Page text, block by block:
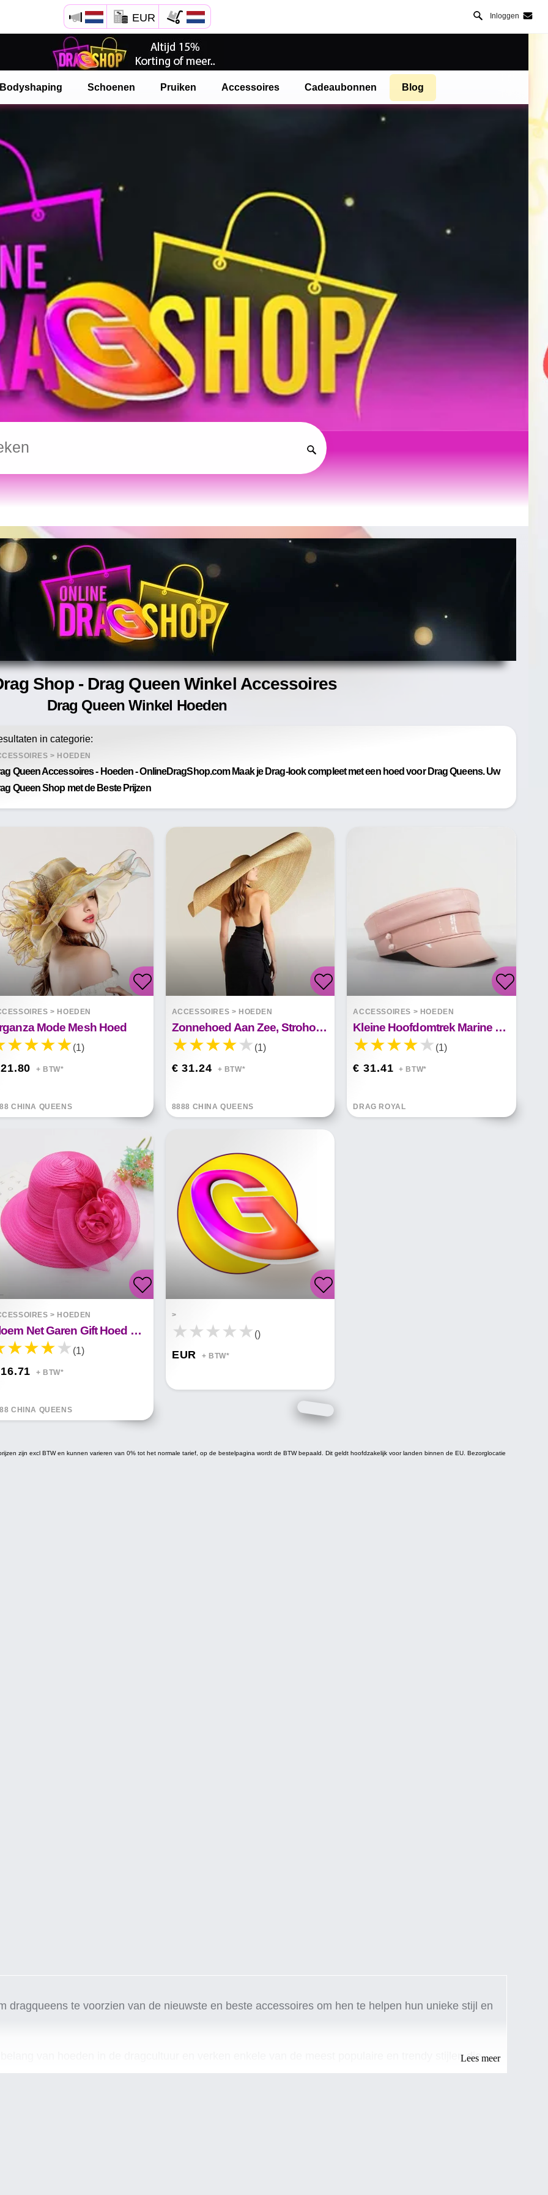
EUR Inloggen
Bodyshaping Schoenen Pruiken Accessoires Cadeaubonnen Blog
Shop - Drag Queen Winkel Accessoires
Drag Queen Winkel Hoeden
in categorie:
> HOEDEN
Queen Accessoires - Hoeden - OnlineDragShop.com Maak je Drag-look compleet met een hoed voor Drag Queens. Uw
Queen Shop met de Beste Prijzen
> HOEDEN
Mode Mesh Hoed
(1)
+ BTW*
CHINA QUEENS
ACCESSOIRES > HOEDEN
Zonnehoed Aan Zee, Strohoed Voor Reizen En Vakantie, Strohoed, Papieren Strohoed
(1)
€ 31.24 + BTW*
8888 CHINA QUEENS
ACCESSOIRES > HOEDEN
Kleine Hoofdomtrek Marine Hoed Dames Wild Brits Retro
(1)
€ 31.41 + BTW*
DRAG ROYAL
> HOEDEN
Bloem Net Garen Gift Hoed Vrouwelijke Zonnebrandcrème Anti-Ultraviolet Vizier Doek Hoed Wastafel Hoed
(1)
+ BTW*
CHINA QUEENS
>
()
EUR + BTW*
zijn excl BTW en kunnen varieren van 0% tot het normale tarief, op de bestelpagina wordt de BTW bepaald. Dit geldt hoofdzakelijk voor landen binnen de EU. Bezorglocatie
dragqueens te voorzien van de nieuwste en beste accessoires om hen te helpen hun unieke stijl en
van hoeden in de dragcultuur en verken enkele van de meest populaire en trendy stijlen dieLees meer
Open Safari menu.
of klik de safari knop zoals hiernaast getoont
en klik TOEVOEGEN AAN BUREAUBLAD